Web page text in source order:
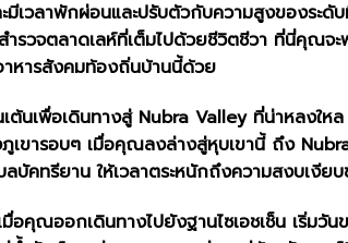
เวลาพักผ่อนและปรับตัวกับความสูงของระ
รวจตลาดเลห์ที่เต็มไปด้วยชีวิตชีวา ที่นี่คุณ
หารสังคมท้องถิ่นบ้านนี้ด้วย
ต้นเพื่อเดินทางสู่ Nubra Valley ที่น่าหลง
ขารอบๆ เมื่อคุณลงล่างสู่หุบเขานี้ ถึง
บัคทรียาน ให้เวลาตระหนักถึงความสงบเ
อคุณออกเดินทางไปยังฐานไซเอชเช็น เริ่ม